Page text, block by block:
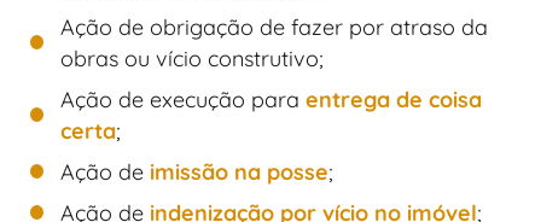
Ação de obrigação de fazer por atraso da
obras ou vício construtivo;
Ação de execução para entrega de coisa
certa;
Ação de imissão na posse;
Ação de indenização por vício no imóvel;